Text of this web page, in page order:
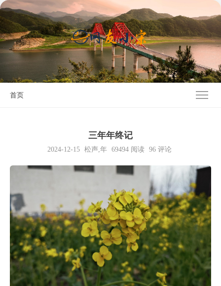
首页
三年年终记
2024-12-15 松声,年 69494阅读 96 评论